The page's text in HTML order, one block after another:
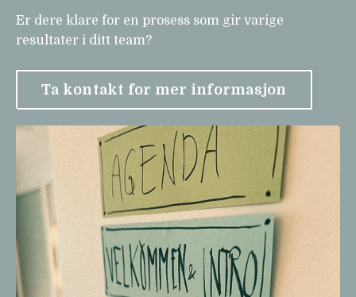
Er dere klare for en prosess som gir varige
resultater i ditt team?
Ta kontakt for mer informasjon